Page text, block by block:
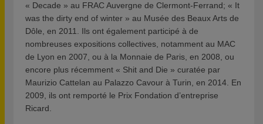
« Decade » au FRAC Auvergne de Clermont-Ferrand; « It
was the dirty end of winter » au Musée des Beaux Arts de
Dôle, en 2011. Ils ont également participé à de
nombreuses expositions collectives, notamment au MAC
de Lyon en 2007, ou à la Monnaie de Paris, en 2008, ou
encore plus récemment « Shit and Die » curatée par
Maurizio Cattelan au Palazzo Cavour à Turin, en 2014. En
2009, ils ont remporté le Prix Fondation d’entreprise
Ricard.